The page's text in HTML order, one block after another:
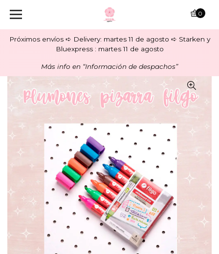
Próximos envíos ➪ Delivery: martes 11 de agosto ➪ Starken y
Bluexpress : martes 11 de agosto
Más info en “Información de despachos”
0